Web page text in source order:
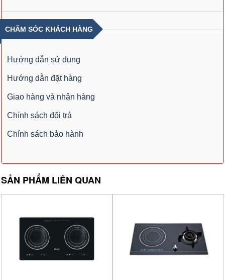
CHĂM SÓC KHÁCH HÀNG
Hướng dẫn sử dụng
Hướng dẫn đặt hàng
Giao hàng và nhận hàng
Chính sách đổi trả
Chính sách bảo hành
SẢN PHẨM LIÊN QUAN